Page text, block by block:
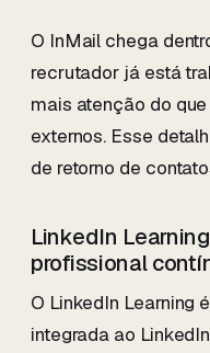
O InMail chega
recrutador já está
mais atenção do
externos. Esse
de retorno de
LinkedIn
profissional
O LinkedIn Learning
integrada ao